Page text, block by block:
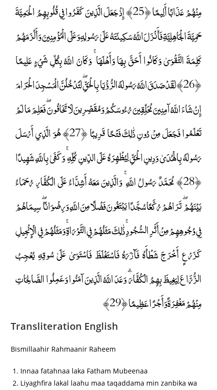
مِنْهُمْ عَذَابًا أَلِيمًا ﴿25﴾ إِذْ جَعَلَ الَّذِينَ كَفَرُوا فِي قُلُوبِهِمُ الْحَمِيَّةَ
حَمِيَّةَ الْجَاهِلِيَّةِ فَأَنْزَلَ اللَّهُ سَكِينَتَهُ عَلَىٰ رَسُولِهِ وَعَلَى الْمُؤْمِنِينَ وَأَلْزَمَهُمْ
كَلِمَةَ التَّقْوَىٰ وَكَانُوا أَحَقَّ بِهَا وَأَهْلَهَا ۚ وَكَانَ اللَّهُ بِكُلِّ شَيْءٍ عَلِيمًا
﴿26﴾ لَقَدْ صَدَقَ اللَّهُ رَسُولَهُ الرُّؤْيَا بِالْحَقِّ ۖ لَتَدْخُلُنَّ الْمَسْجِدَ الْحَرَامَ
إِنْ شَاءَ اللَّهُ آمِنِينَ مُحَلِّقِينَ رُءُوسَكُمْ وَمُقَصِّرِينَ لَا تَخَافُونَ ۖ فَعَلِمَ مَا لَمْ
تَعْلَمُوا فَجَعَلَ مِنْ دُونِ ذَٰلِكَ فَتْحًا قَرِيبًا ﴿27﴾ هُوَ الَّذِي أَرْسَلَ
رَسُولَهُ بِالْهُدَىٰ وَدِينِ الْحَقِّ لِيُظْهِرَهُ عَلَى الدِّينِ كُلِّهِ ۚ وَكَفَىٰ بِاللَّهِ شَهِيدًا
﴿28﴾ مُحَمَّدٌ رَسُولُ اللَّهِ ۚ وَالَّذِينَ مَعَهُ أَشِدَّاءُ عَلَى الْكُفَّارِ رُحَمَاءُ
بَيْنَهُمْ ۖ تَرَاهُمْ رُكَّعًا سُجَّدًا يَبْتَغُونَ فَضْلًا مِنَ اللَّهِ وَرِضْوَانًا ۖ سِيمَاهُمْ
فِي وُجُوهِهِمْ مِنْ أَثَرِ السُّجُودِ ۚ ذَٰلِكَ مَثَلُهُمْ فِي التَّوْرَاةِ ۚ وَمَثَلُهُمْ فِي الْإِنْجِيلِ
كَزَرْعٍ أَخْرَجَ شَطْأَهُ فَآزَرَهُ فَاسْتَغْلَظَ فَاسْتَوَىٰ عَلَىٰ سُوقِهِ يُعْجِبُ
الزُّرَّاعَ لِيَغِيظَ بِهِمُ الْكُفَّارَ ۗ وَعَدَ اللَّهُ الَّذِينَ آمَنُوا وَعَمِلُوا الصَّالِحَاتِ
مِنْهُمْ مَغْفِرَةً وَأَجْرًا عَظِيمًا ﴿29﴾
Transliteration English
Bismillaahir Rahmaanir Raheem
Innaa fatahnaa laka Fatham Mubeenaa
Liyaghfira lakal laahu maa taqaddama min zanbika wa